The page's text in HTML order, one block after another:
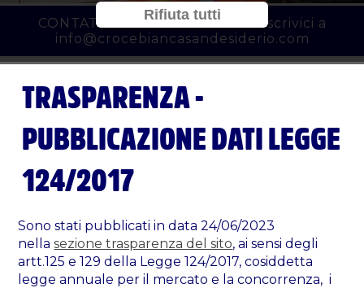
CONTATTACI al010 3450777
o scrivici a
info@crocebiancasandesiderio.com
TRASPARENZA -
PUBBLICAZIONE DATI LEGGE
124/2017
Sono stati pubblicati in data 24/06/2023
nellasezione trasparenza del sito, ai sensi degli
artt.125 e 129 della Legge 124/2017, cosiddetta
legge annuale per il mercato e la concorrenza, i
Rifiuta tutti